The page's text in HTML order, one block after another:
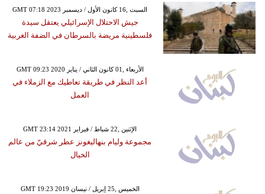
GMT 07:18 2023 السبت ,16 كانون الأول / ديسمبر
جيش الاحتلال الإسرائيلي يعتقل سيدة
فلسطينية مريضة بالسرطان في الضفة الغربية
GMT 09:23 2020 الأربعاء ,01 كانون الثاني / يناير
أعد النظر في طريقة تعاطيك مع الزملاء في
العمل
GMT 23:14 2021 الإثنين ,22 شباط / فبراير
مجموعة وليام بنهاليغونز عطر شرقيّ من عالم
الخيال
GMT 19:23 2019 الخميس ,25 إبريل / نيسان